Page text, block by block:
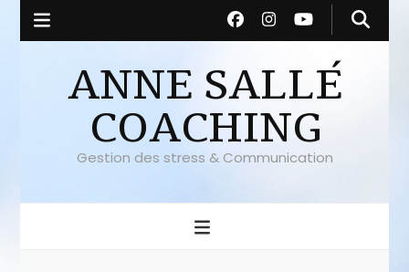
ANNE SALLÉ
COACHING
Gestion des stress & Communication